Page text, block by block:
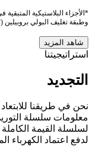
وطبقة تغليف البولي بروبيلين (PP) على العبوة الأساسية (حوالي 1 جم).
شاهد المزيد
استراتيجيتنا
التجديد
نحن في طريقنا
معلومات سلسلة
لسلسلة القيمة
لدفع اعتماد الكهرباء